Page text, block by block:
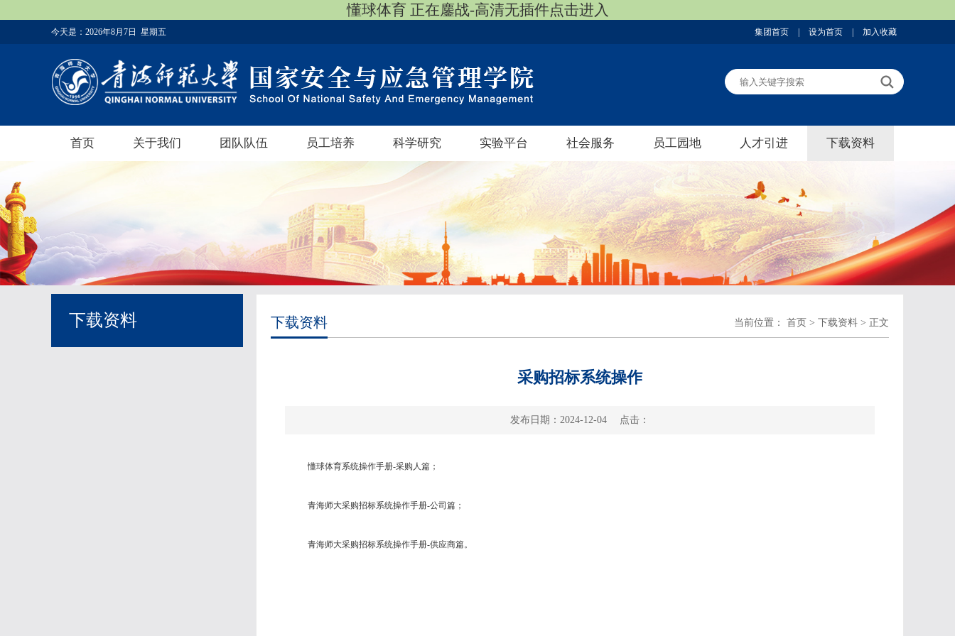
懂球体育 正在鏖战-高清无插件点击进入
今天是： 2026年8月7日 星期五 集团首页 设为首页 加入收藏
首页 关于我们 团队队伍 员工培养 科学研究 实验平台 社会服务 员工园地 人才引进 下载资料
下载资料 下载资料 当前位置： 首页 > 下载资料 > 正文
采购招标系统操作
发布日期：2024-12-04 点击：
懂球体育系统操作手册-采购人篇；
青海师大采购招标系统操作手册-公司篇 ；
青海师大采购招标系统操作手册-供应商篇。